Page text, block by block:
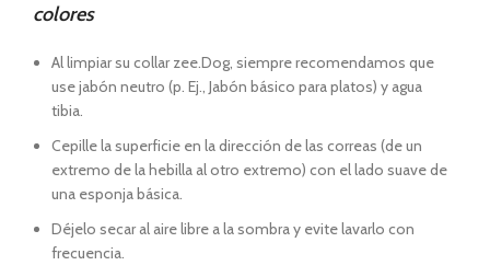
colores
Al limpiar su collar zee.Dog, siempre recomendamos que
use jabón neutro (p. Ej., Jabón básico para platos) y agua
tibia.
Cepille la superficie en la dirección de las correas (de un
extremo de la hebilla al otro extremo) con el lado suave de
una esponja básica.
Déjelo secar al aire libre a la sombra y evite lavarlo con
frecuencia.